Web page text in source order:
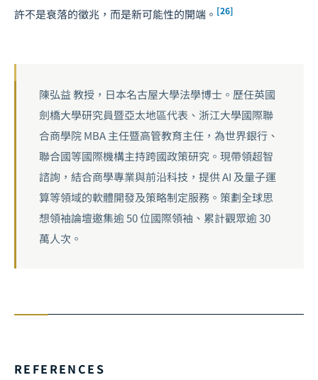
許不是衰落的徵兆，而是新可能性的開端。 [26]
陳弘益 教授，日本名古屋大學法學博士。歷任英國
劍橋大學研究員暨亞太地區代表、浙江大學國際聯
合商學院 MBA 主任暨高管教育主任，為世界銀行、
聯合國等國際機構主持跨國政策研究。現帶領超智
諮詢，結合商學專業與前沿科技，提供 AI 及量子運
算等領域的軟體開發及策略制定服務。策劃全球思
想領袖論壇邀集逾 50 位國際領袖、累計觀眾逾 30
萬人次。
REFERENCES